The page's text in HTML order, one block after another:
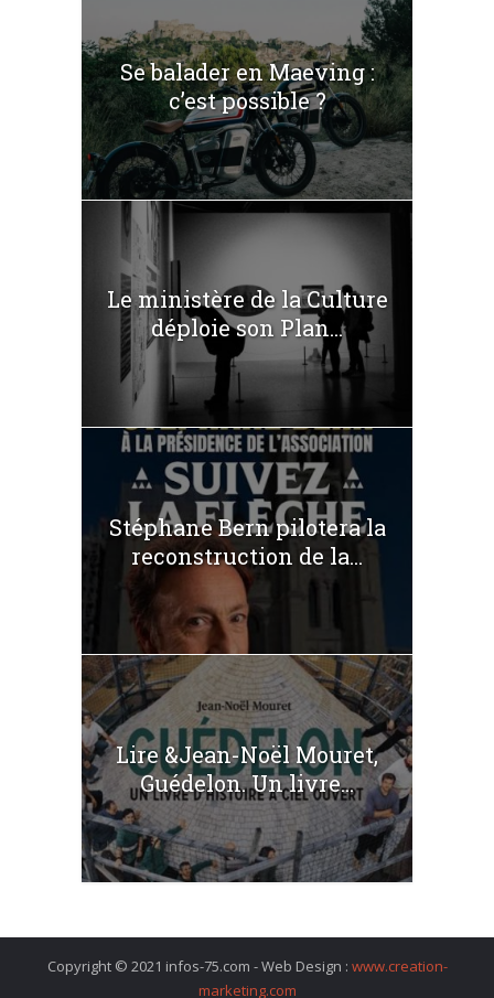
Se balader en Maeving :
c’est possible ?
Le ministère de la Culture
déploie son Plan...
Stéphane Bern pilotera la
reconstruction de la...
Lire &Jean-Noël Mouret,
Guédelon. Un livre...
Copyright © 2021 infos-75.com - Web Design : www.creation-
marketing.com